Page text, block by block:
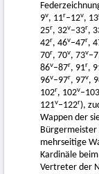
9v, 11r–12v, 13
25r, 32v–33r,
42r, 46v–47r,
70r, 70v, 73v
86v–87r, 91r,
96v–97r, 97v,
102r, 102v–103
121v–122r),
Wappen der
Bürgermeister
mehrseitige
Kardinäle
Vertreter der